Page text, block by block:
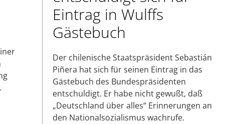
Eintrag in Wulffs
Gästebuch
Der chilenische Staatspräsident Sebastián
Piñera hat sich für seinen Eintrag in das
Gästebuch des Bundespräsidenten
entschuldigt. Er habe nicht gewußt, daß
„Deutschland über alles“ Erinnerungen an
den Nationalsozialismus wachrufe.